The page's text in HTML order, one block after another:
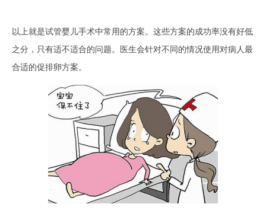
以上就是试管婴儿手术中常用的方案。这些方案的成功率没有好低
之分，只有适不适合的问题。医生会针对不同的情况使用对病人最
合适的促排卵方案。